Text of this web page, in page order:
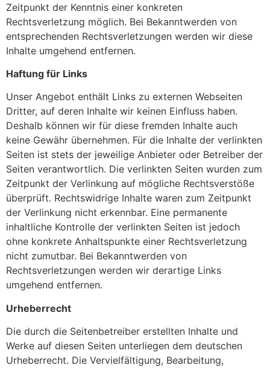
Zeitpunkt der Kenntnis einer konkreten
Rechtsverletzung möglich. Bei Bekanntwerden von
entsprechenden Rechtsverletzungen werden wir diese
Inhalte umgehend entfernen.
Haftung für Links
Unser Angebot enthält Links zu externen Webseiten
Dritter, auf deren Inhalte wir keinen Einfluss haben.
Deshalb können wir für diese fremden Inhalte auch
keine Gewähr übernehmen. Für die Inhalte der verlinkten
Seiten ist stets der jeweilige Anbieter oder Betreiber der
Seiten verantwortlich. Die verlinkten Seiten wurden zum
Zeitpunkt der Verlinkung auf mögliche Rechtsverstöße
überprüft. Rechtswidrige Inhalte waren zum Zeitpunkt
der Verlinkung nicht erkennbar. Eine permanente
inhaltliche Kontrolle der verlinkten Seiten ist jedoch
ohne konkrete Anhaltspunkte einer Rechtsverletzung
nicht zumutbar. Bei Bekanntwerden von
Rechtsverletzungen werden wir derartige Links
umgehend entfernen.
Urheberrecht
Die durch die Seitenbetreiber erstellten Inhalte und
Werke auf diesen Seiten unterliegen dem deutschen
Urheberrecht. Die Vervielfältigung, Bearbeitung,